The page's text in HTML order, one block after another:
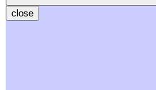
close